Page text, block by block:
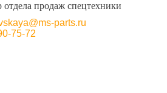
продаж спецтехники
parts.ru
75-72